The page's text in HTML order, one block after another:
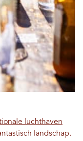
luchthaven
landschap.